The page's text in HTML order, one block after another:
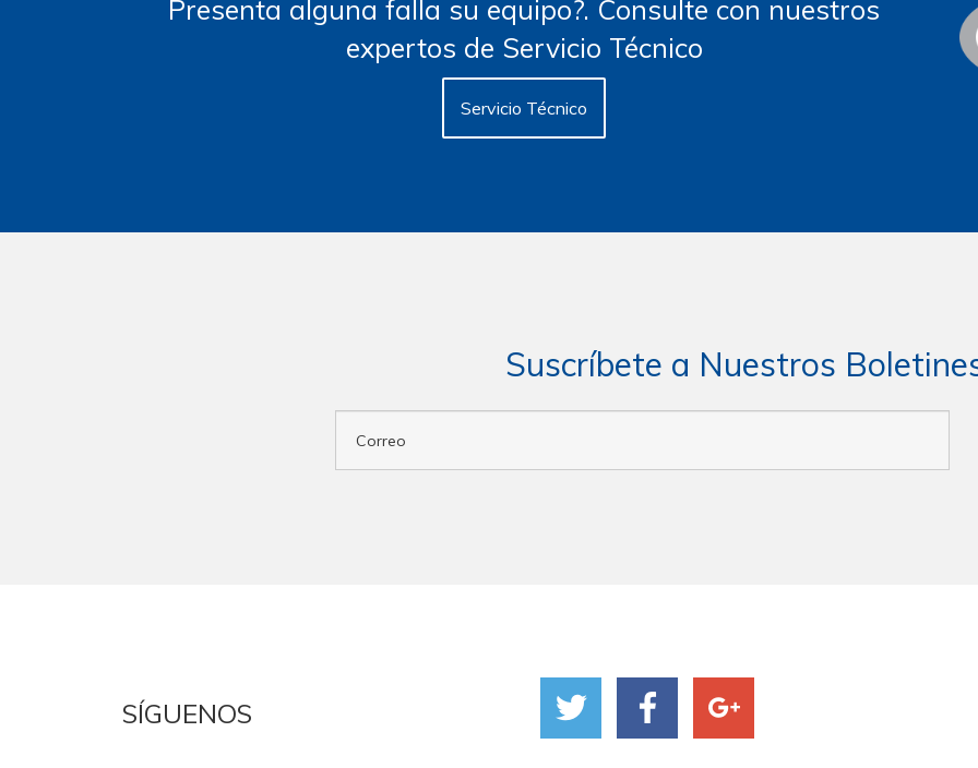
Presenta alguna falla su equipo?. Consulte con nuestros
expertos de Servicio Técnico
Servicio Técnico
Suscríbete a Nuestros
SÍGUENOS